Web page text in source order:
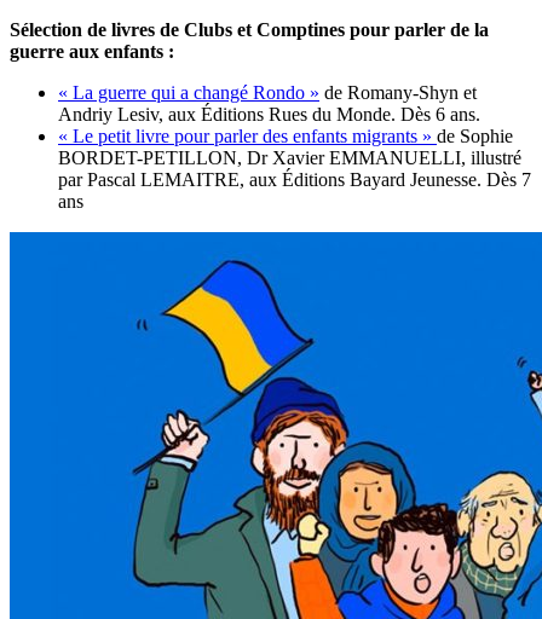
Sélection de livres de Clubs et Comptines pour parler de la
guerre aux enfants :
« La guerre qui a changé Rondo » de Romany-Shyn et
Andriy Lesiv, aux Éditions Rues du Monde. Dès 6 ans.
« Le petit livre pour parler des enfants migrants » de Sophie
BORDET-PETILLON, Dr Xavier EMMANUELLI, illustré
par Pascal LEMAITRE, aux Éditions Bayard Jeunesse. Dès 7
ans